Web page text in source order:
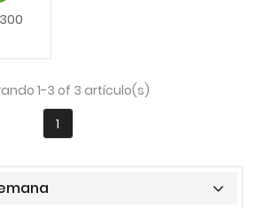
1-3 of 3 artículo(s)
1